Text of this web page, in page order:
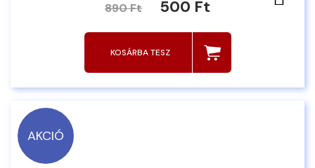
890 Ft 500 Ft
KOSÁRBA TESZ
AKCIÓ